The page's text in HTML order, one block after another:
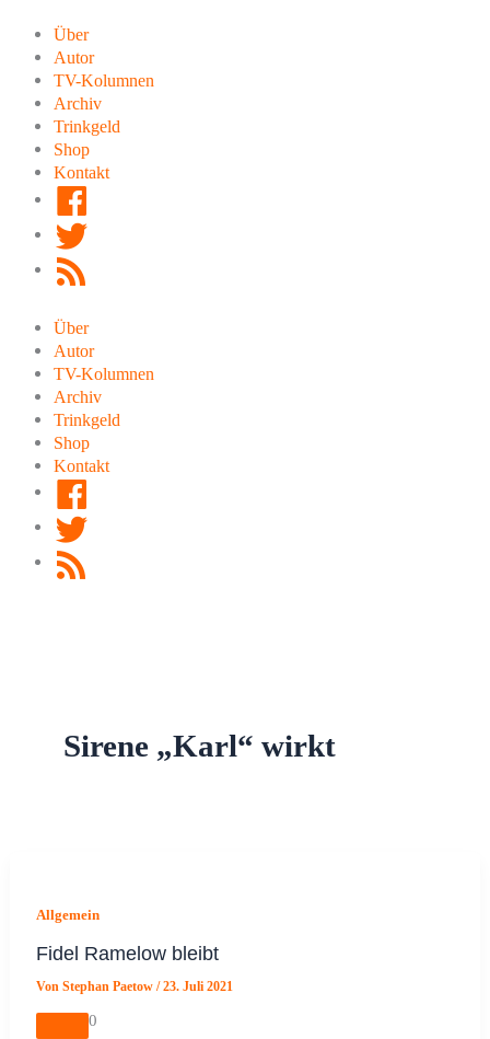
Inhalt
springen
Über
Autor
TV-Kolumnen
Archiv
Trinkgeld
Shop
Kontakt
Über
Autor
TV-Kolumnen
Archiv
Trinkgeld
Shop
Kontakt
Sirene „Karl“ wirkt
Allgemein
Fidel Ramelow bleibt
VonStephan Paetow/23. Juli 2021
0